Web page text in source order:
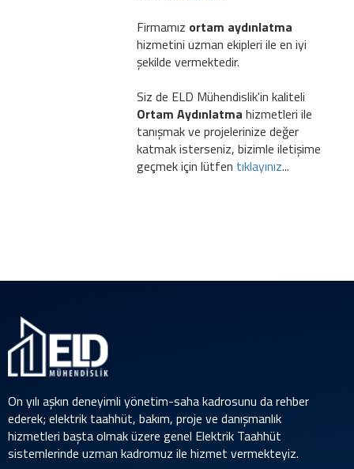
Firmamız ortam aydınlatma
hizmetini uzman ekipleri ile en iyi
şekilde vermektedir.
Siz de ELD Mühendislik'in kaliteli
Ortam Aydınlatma hizmetleri ile
tanışmak ve projelerinize değer
katmak isterseniz, bizimle iletişime
geçmek için lütfen tıklayınız...
On yılı aşkın deneyimli yönetim-saha kadrosunu da rehber
ederek; elektrik taahhüt, bakım, proje ve danışmanlık
hizmetleri başta olmak üzere genel Elektrik Taahhüt
sistemlerinde uzman kadromuz ile hizmet vermekteyiz.